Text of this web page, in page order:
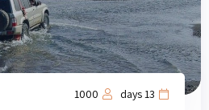
13 days
1000